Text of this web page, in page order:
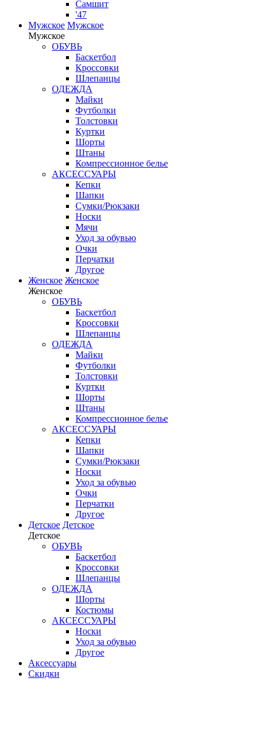
Самшит
'47
Мужское Мужское
Мужское
ОБУВЬ
Баскетбол
Кроссовки
Шлепанцы
ОДЕЖДА
Майки
Футболки
Толстовки
Куртки
Шорты
Штаны
Компрессионное белье
АКСЕССУАРЫ
Кепки
Шапки
Сумки/Рюкзаки
Носки
Мячи
Уход за обувью
Очки
Перчатки
Другое
Женское Женское
Женское
ОБУВЬ
Баскетбол
Кроссовки
Шлепанцы
ОДЕЖДА
Майки
Футболки
Толстовки
Куртки
Шорты
Штаны
Компрессионное белье
АКСЕССУАРЫ
Кепки
Шапки
Сумки/Рюкзаки
Носки
Уход за обувью
Очки
Перчатки
Другое
Детское Детское
Детское
ОБУВЬ
Баскетбол
Кроссовки
Шлепанцы
ОДЕЖДА
Шорты
Костюмы
АКСЕССУАРЫ
Носки
Уход за обувью
Другое
Аксессуары
Скидки